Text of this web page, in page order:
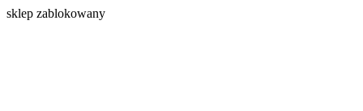
sklep zablokowany